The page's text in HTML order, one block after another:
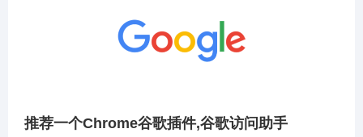
推荐一个Chrome谷歌插件,谷歌访问助手